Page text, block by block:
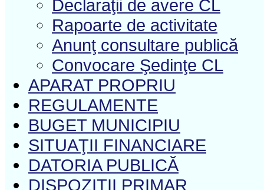
Declaraţii de avere CL
Rapoarte de activitate
Anunţ consultare publică
Convocare Şedinţe CL
APARAT PROPRIU
REGULAMENTE
BUGET MUNICIPIU
SITUAŢII FINANCIARE
DATORIA PUBLICĂ
DISPOZIŢII PRIMAR